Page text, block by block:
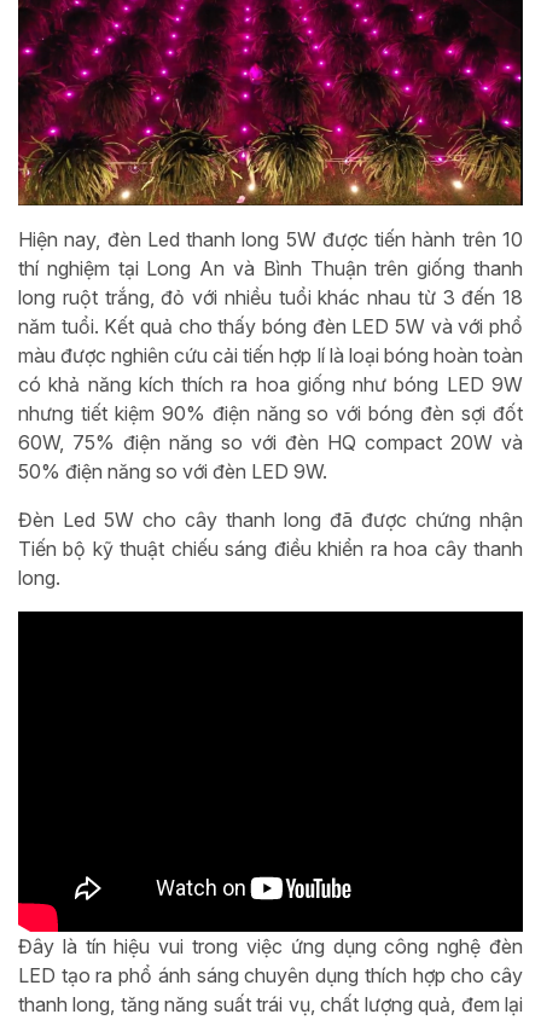
Hiện nay, đèn Led thanh long 5W được tiến hành trên 10
thí nghiệm tại Long An và Bình Thuận trên giống thanh
long ruột trắng, đỏ với nhiều tuổi khác nhau từ 3 đến 18
năm tuổi. Kết quả cho thấy bóng đèn LED 5W và với phổ
màu được nghiên cứu cải tiến hợp lí là loại bóng hoàn toàn
có khả năng kích thích ra hoa giống như bóng LED 9W
nhưng tiết kiệm 90% điện năng so với bóng đèn sợi đốt
60W, 75% điện năng so với đèn HQ compact 20W và
50% điện năng so với đèn LED 9W.
Đèn Led 5W cho cây thanh long đã được chứng nhận
Tiến bộ kỹ thuật chiếu sáng điều khiển ra hoa cây thanh
long.
Đây là tín hiệu vui trong việc ứng dụng công nghệ đèn
LED tạo ra phổ ánh sáng chuyên dụng thích hợp cho cây
thanh long, tăng năng suất trái vụ, chất lượng quả, đem lại